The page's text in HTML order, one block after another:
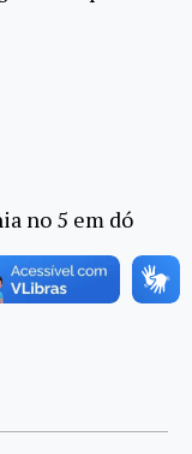
no 5 em dó